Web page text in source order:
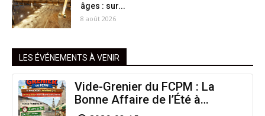
âges : sur...
8 août 2026
LES ÉVÉNEMENTS À VENIR
Vide-Grenier du FCPM : La
Bonne Affaire de l’Été à
Arinthod !